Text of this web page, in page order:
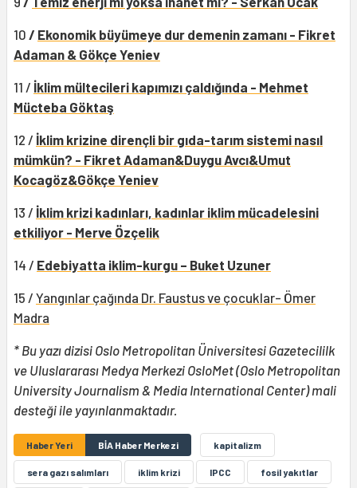
10 / Ekonomik büyümeye dur demenin zamanı - Fikret
Adaman & Gökçe Yeniev
11 / İklim mültecileri kapımızı çaldığında - Mehmet
Mücteba Göktaş
12 / İklim krizine dirençli bir gıda-tarım sistemi nasıl
mümkün? - Fikret Adaman&Duygu Avcı&Umut
Kocagöz&Gökçe Yeniev
13 / İklim krizi kadınları, kadınlar iklim mücadelesini
etkiliyor - Merve Özçelik
14 / Edebiyatta iklim-kurgu – Buket Uzuner
15 / Yangınlar çağında Dr. Faustus ve çocuklar- Ömer
Madra
* Bu yazı dizisi Oslo Metropolitan Üniversitesi Gazetecililk
ve Uluslararası Medya Merkezi OsloMet (Oslo Metropolitan
University Journalism & Media International Center) mali
desteği ile yayınlanmaktadır.
Haber Yeri BİA Haber Merkezi kapitalizm
sera gazı salımları iklim krizi IPCC fosil yakıtlar